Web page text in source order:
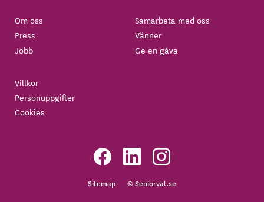
Om oss
Press
Jobb
Samarbeta med oss
Vänner
Ge en gåva
Villkor
Personuppgifter
Cookies
Sitemap © Seniorval.se